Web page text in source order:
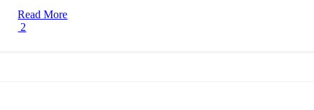
Read More
2